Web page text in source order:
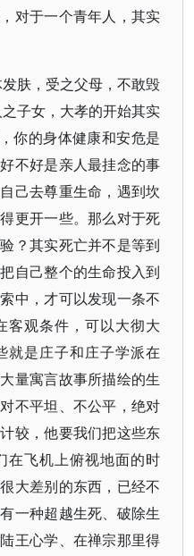
对于一个青年人，其实
肤，受之父母，不敢毁
子女，大孝的开始其实
你的身体健康和安危是
不好是亲人最挂念的事
己去尊重生命，遇到坎
更开一些。那么对于死
？其实死亡并不是等到
自己整个的生命投入到
中，才可以发现一条不
客观条件，可以大彻大
就是庄子和庄子学派在
量寓言故事所描绘的生
不平坦、不公平，绝对
较，他要我们把这些东
在飞机上俯视地面的时
大差别的东西，已经不
一种超越生死、破除生
王心学、在禅宗那里得